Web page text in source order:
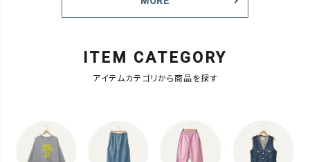
ITEM CATEGORY
アイテムカテゴリから商品を探す